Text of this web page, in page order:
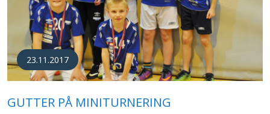
23.11.2017
GUTTER PÅ MINITURNERING